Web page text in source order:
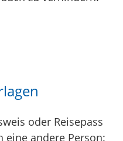
oder Reisepass
eine andere Person: